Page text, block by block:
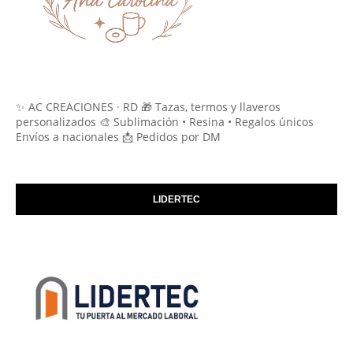
✨ AC CREACIONES · RD 🎁 Tazas, termos y llaveros
personalizados 🎨 Sublimación • Resina • Regalos únicos
Envíos a nacionales 📩 Pedidos por DM
LIDERTEC